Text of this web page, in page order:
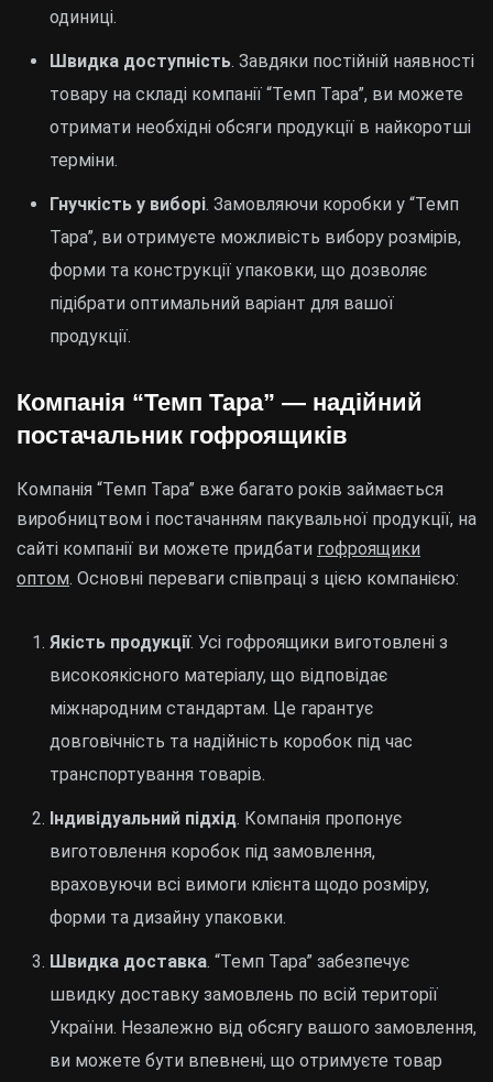
одиниці.
Швидка доступність. Завдяки постійній наявності
товару на складі компанії “Темп Тара”, ви можете
отримати необхідні обсяги продукції в найкоротші
терміни.
Гнучкість у виборі. Замовляючи коробки у “Темп
Тара”, ви отримуєте можливість вибору розмірів,
форми та конструкції упаковки, що дозволяє
підібрати оптимальний варіант для вашої
продукції.
Компанія “Темп Тара” — надійний
постачальник гофроящиків
Компанія “Темп Тара” вже багато років займається
виробництвом і постачанням пакувальної продукції, на
сайті компанії ви можете придбати гофроящики
оптом. Основні переваги співпраці з цією компанією:
Якість продукції. Усі гофроящики виготовлені з
високоякісного матеріалу, що відповідає
міжнародним стандартам. Це гарантує
довговічність та надійність коробок під час
транспортування товарів.
Індивідуальний підхід. Компанія пропонує
виготовлення коробок під замовлення,
враховуючи всі вимоги клієнта щодо розміру,
форми та дизайну упаковки.
Швидка доставка. “Темп Тара” забезпечує
швидку доставку замовлень по всій території
України. Незалежно від обсягу вашого замовлення,
ви можете бути впевнені, що отримуєте товар